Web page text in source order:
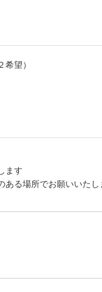
望）
ます
る場所でお願いいたし